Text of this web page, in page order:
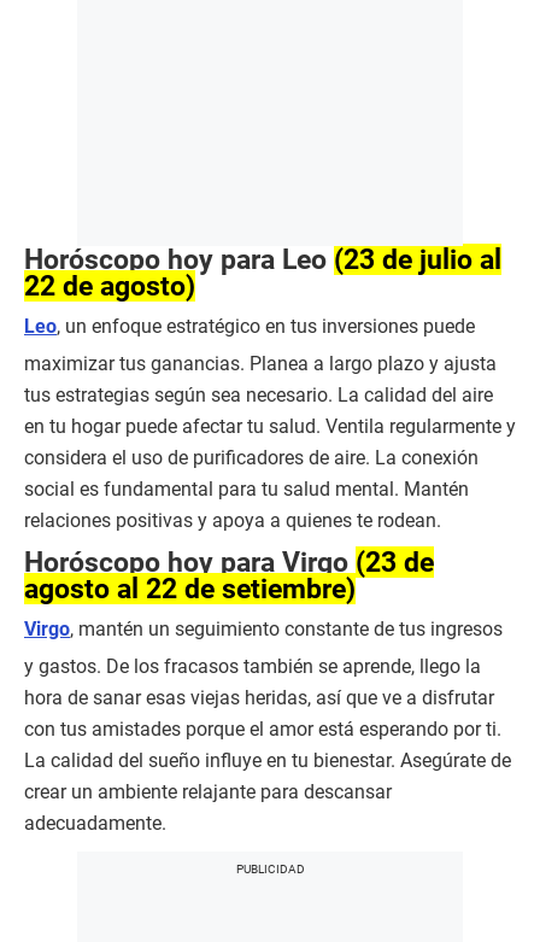
Horóscopo hoy para Leo (23 de julio al
22 de agosto)
Leo, un enfoque estratégico en tus inversiones puede
maximizar tus ganancias. Planea a largo plazo y ajusta
tus estrategias según sea necesario. La calidad del aire
en tu hogar puede afectar tu salud. Ventila regularmente y
considera el uso de purificadores de aire. La conexión
social es fundamental para tu salud mental. Mantén
relaciones positivas y apoya a quienes te rodean.
Horóscopo hoy para Virgo (23 de
agosto al 22 de setiembre)
Virgo, mantén un seguimiento constante de tus ingresos
y gastos. De los fracasos también se aprende, llego la
hora de sanar esas viejas heridas, así que ve a disfrutar
con tus amistades porque el amor está esperando por ti.
La calidad del sueño influye en tu bienestar. Asegúrate de
crear un ambiente relajante para descansar
adecuadamente.